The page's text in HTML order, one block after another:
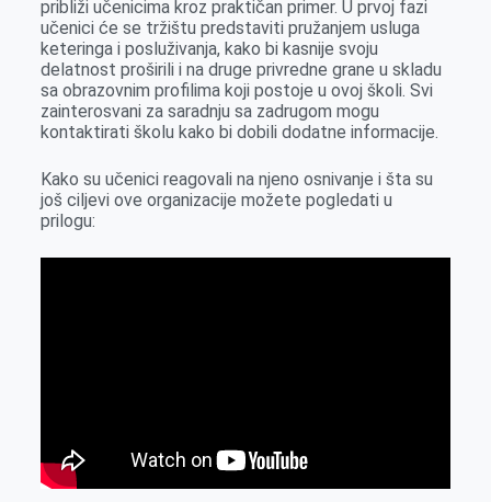
o
k
g
e
r
I
n
p
p
približi učenicima kroz praktičan primer. U prvoj fazi
učenici će se tržištu predstaviti pružanjem usluga
keteringa i posluživanja, kako bi kasnije svoju
delatnost proširili i na druge privredne grane u skladu
sa obrazovnim profilima koji postoje u ovoj školi. Svi
zainterosvani za saradnju sa zadrugom mogu
kontaktirati školu kako bi dobili dodatne informacije.
Kako su učenici reagovali na njeno osnivanje i šta su
još ciljevi ove organizacije možete pogledati u
prilogu: